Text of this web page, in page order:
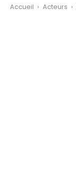
Accueil › Acteurs ›